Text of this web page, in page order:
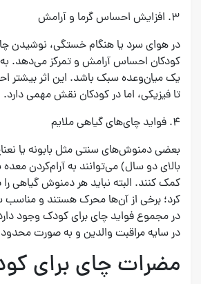
۳. افزایش احساس گرما و آرامش
در هوای سرد یا هنگام خستگی، نوشیدن
کودکان احساس آرامش و تمرکز می‌دهد.
یک میان‌وعده سبک باشد. این اثر
تا فیزیکی، اما در کودکان نقش مهمی دارد.
۴. فواید چای‌های گیاهی ملایم
بعضی دمنوش‌های سنتی مثل بابونه یا
بالای دو سال) می‌توانند به آرام‌کردن
کمک کنند. البته نباید هر دمنوش گیاهی
کرد؛ برخی از آن‌ها محرک هستند و مناسب
در مجموع فواید چای برای کودک وجود
در سایه مراقبت والدین و به صورت
مضرات چای برای